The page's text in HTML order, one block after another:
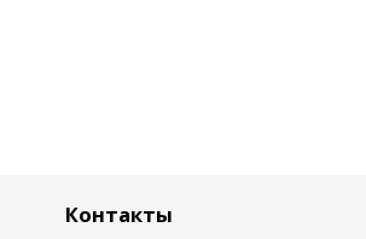
Контакты